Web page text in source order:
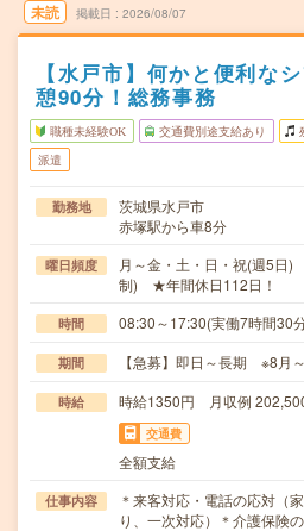
未読 掲載日 2026/08/07
【水戸市】何かと便利な
憩90分！総務事務
職種未経験OK 交通費別途支給あり
派遣
勤務地
茨城県水戸市
赤塚駅から車8分
曜日頻度
月～金・土・日・祝(週5
制) ★年間休日112日！
時間 08:30～17:30(実働7時間30
期間 【急募】即日～長期 ※8月～
時給 時給1350円 月収例
交通費
全額支給
仕事内容
＊来客対応・電話の応対（
り、一次対応）＊介護保険